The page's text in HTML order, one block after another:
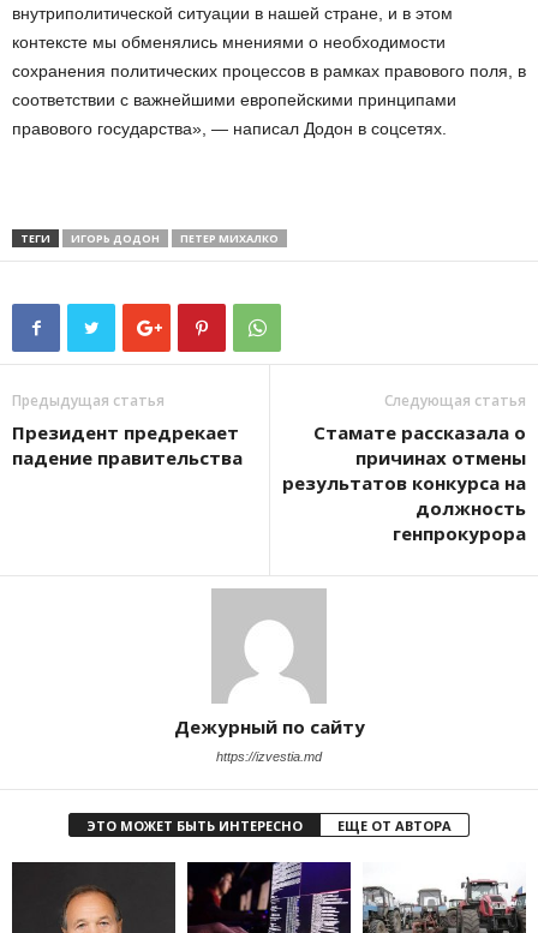
внутриполитической ситуации в нашей стране, и в этом
контексте мы обменялись мнениями о необходимости
сохранения политических процессов в рамках правового поля, в
соответствии с важнейшими европейскими принципами
правового государства», — написал Додон в соцсетях.
ТЕГИ ИГОРЬ ДОДОН ПЕТЕР МИХАЛКО
Предыдущая статья
Президент предрекает
падение правительства
Следующая статья
Стамате рассказала о
причинах отмены
результатов конкурса на
должность
генпрокурора
Дежурный по сайту
https://izvestia.md
ЭТО МОЖЕТ БЫТЬ ИНТЕРЕСНО ЕЩЕ ОТ АВТОРА